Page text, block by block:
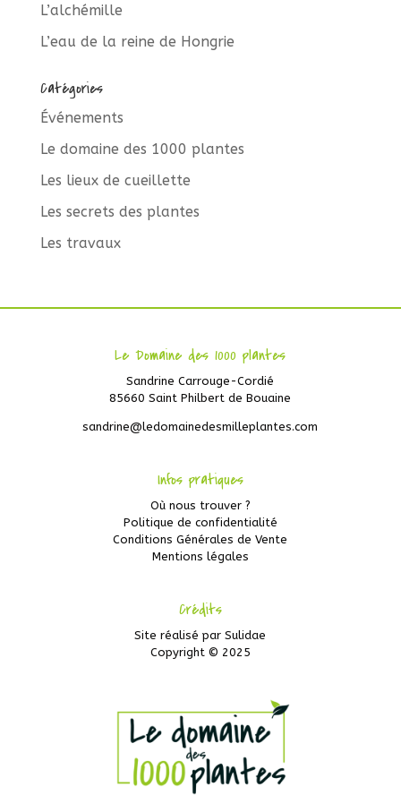
L’alchémille
L’eau de la reine de Hongrie
Catégories
Événements
Le domaine des 1000 plantes
Les lieux de cueillette
Les secrets des plantes
Les travaux
Le Domaine des 1000 plantes
Sandrine Carrouge-Cordié
85660 Saint Philbert de Bouaine
sandrine@ledomainedesmilleplantes.com
Infos pratiques
Où nous trouver ?
Politique de confidentialité
Conditions Générales de Vente
Mentions légales
Crédits
Site réalisé parSulidae
Copyright © 2025